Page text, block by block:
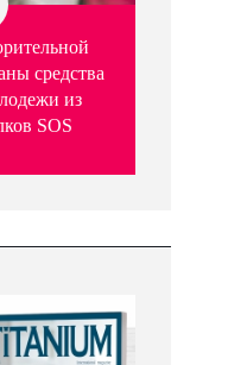
средства
из
SOS